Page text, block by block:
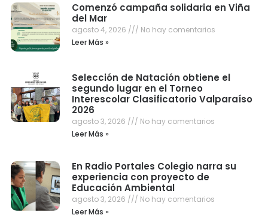
Comenzó campaña solidaria en Viña
del Mar
agosto 4, 2026
No hay comentarios
Leer Más »
Selección de Natación obtiene el
segundo lugar en el Torneo
Interescolar Clasificatorio Valparaíso
2026
agosto 3, 2026
No hay comentarios
Leer Más »
En Radio Portales Colegio narra su
experiencia con proyecto de
Educación Ambiental
agosto 3, 2026
No hay comentarios
Leer Más »